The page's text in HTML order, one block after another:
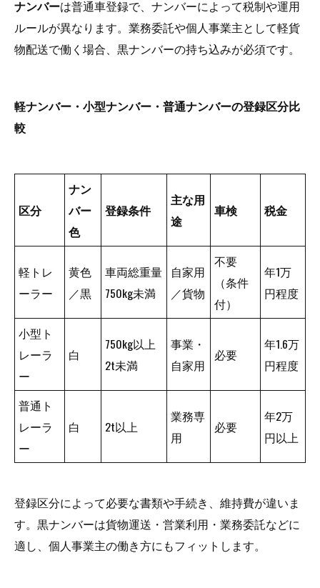
ナンバーは普通車登録で、ナンバーによって税制や運用
ルールが異なります。業務委託や個人事業主として軽貨
物配送で働く場合、黒ナンバーの持ち込みが必須です。
軽ナンバー・小型ナンバー・普通ナンバーの登録区分比
較
区分
ナン
バー
色
登録条件
主な用
途
車検 税金
軽トレ
ーラー
黄色
／黒
車両総重量
750kg未満
自家用
／貨物
不要
（条件
付）
年1万
円程度
小型ト
レーラ
ー
白
750kg以上
2t未満
事業・
自家用
必要
年1.6万
円程度
普通ト
レーラ
ー
白 2t以上
業務専
用
必要
年2万
円以上
登録区分によって必要な書類や手続き、維持費が違いま
す。黒ナンバーは貨物運送・営業利用・業務委託などに
適し、個人事業主の働き方にもフィットします。